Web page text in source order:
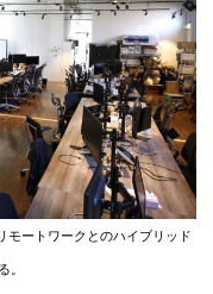
モートワークとのハイブリッド
。